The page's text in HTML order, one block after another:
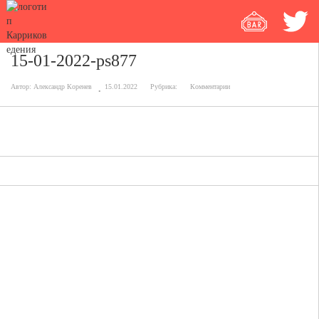
15-01-2022-ps877
Автор: Александр Коренев 15.01.2022 Рубрика: Комментарии